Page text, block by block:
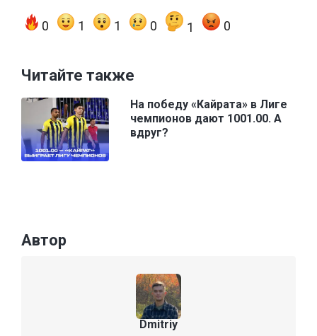
0 1 1 0 1 0
Читайте также
На победу «Кайрата» в Лиге
чемпионов дают 1001.00. А
вдруг?
Автор
Dmitriy